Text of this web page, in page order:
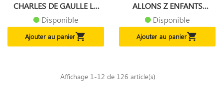
CHARLES DE GAULLE LA
Disponible
Ajouter au panier
ALLONS Z ENFANTS
Disponible
Ajouter au panier
Affichage 1-12 de 126 article(s)